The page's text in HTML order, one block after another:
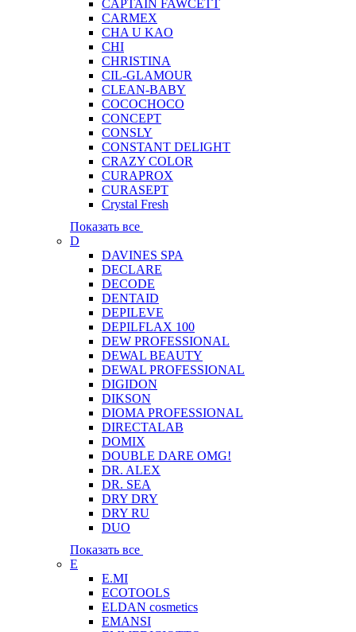
CAPTAIN FAWCETT
CARMEX
CHA U KAO
CHI
CHRISTINA
CIL-GLAMOUR
CLEAN-BABY
COCOCHOCO
CONCEPT
CONSLY
CONSTANT DELIGHT
CRAZY COLOR
CURAPROX
CURASEPT
Crystal Fresh
Показать все
D
DAVINES SPA
DECLARE
DECODE
DENTAID
DEPILEVE
DEPILFLAX 100
DEW PROFESSIONAL
DEWAL BEAUTY
DEWAL PROFESSIONAL
DIGIDON
DIKSON
DIOMA PROFESSIONAL
DIRECTALAB
DOMIX
DOUBLE DARE OMG!
DR. ALEX
DR. SEA
DRY DRY
DRY RU
DUO
Показать все
E
E.MI
ECOTOOLS
ELDAN cosmetics
EMANSI